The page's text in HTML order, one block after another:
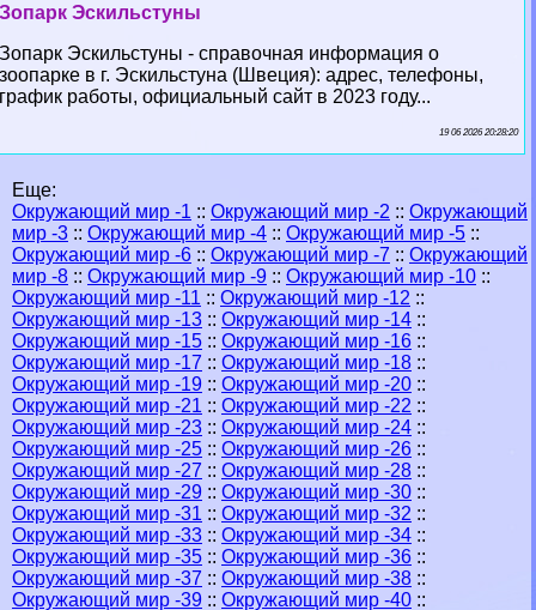
Зопарк Эскильстуны
Зопарк Эскильстуны - справочная информация о
зоопарке в г. Эскильстуна (Швеция): адрес, телефоны,
график работы, официальный сайт в 2023 году...
19 06 2026 20:28:20
Еще:
Окружающий мир -1 :: Окружающий мир -2 :: Окружающий
мир -3 :: Окружающий мир -4 :: Окружающий мир -5 ::
Окружающий мир -6 :: Окружающий мир -7 :: Окружающий
мир -8 :: Окружающий мир -9 :: Окружающий мир -10 ::
Окружающий мир -11 :: Окружающий мир -12 ::
Окружающий мир -13 :: Окружающий мир -14 ::
Окружающий мир -15 :: Окружающий мир -16 ::
Окружающий мир -17 :: Окружающий мир -18 ::
Окружающий мир -19 :: Окружающий мир -20 ::
Окружающий мир -21 :: Окружающий мир -22 ::
Окружающий мир -23 :: Окружающий мир -24 ::
Окружающий мир -25 :: Окружающий мир -26 ::
Окружающий мир -27 :: Окружающий мир -28 ::
Окружающий мир -29 :: Окружающий мир -30 ::
Окружающий мир -31 :: Окружающий мир -32 ::
Окружающий мир -33 :: Окружающий мир -34 ::
Окружающий мир -35 :: Окружающий мир -36 ::
Окружающий мир -37 :: Окружающий мир -38 ::
Окружающий мир -39 :: Окружающий мир -40 ::